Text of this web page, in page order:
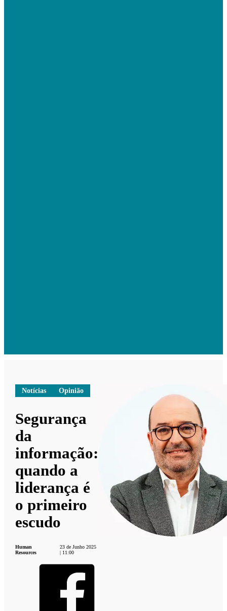
Notícias Opinião
Segurança
da
informação:
quando a
liderança é
o primeiro
escudo
Human
Resources
23 de Junho 2025
| 11:00